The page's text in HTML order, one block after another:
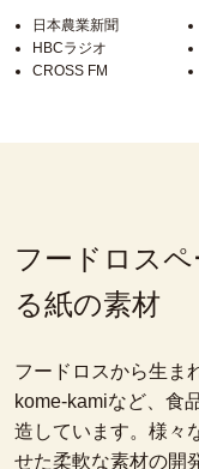
日本農業新聞
HBCラジオ
CROSS FM
フードロス
る紙の素材
フードロスから生ま
kome-kamiなど、食
造しています。様々
せた柔軟な素材の開